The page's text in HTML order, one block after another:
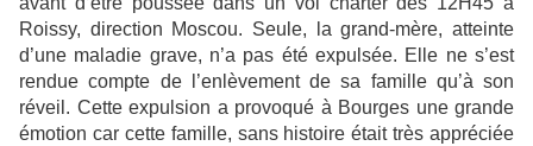
Roissy, direction Moscou. Seule, la grand-mère, atteinte
d’une maladie grave, n’a pas été expulsée. Elle ne s’est
rendue compte de l’enlèvement de sa famille qu’à son
réveil. Cette expulsion a provoqué à Bourges une grande
émotion car cette famille, sans histoire était très appréciée